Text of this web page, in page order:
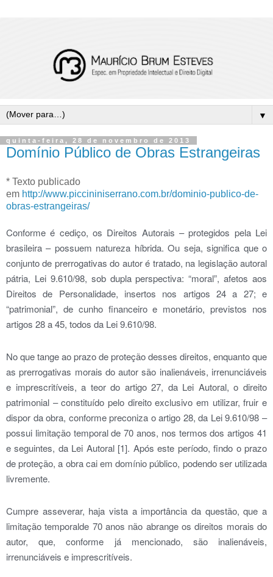
▼
quinta-feira, 28 de novembro de 2013
Domínio Público de Obras Estrangeiras
* Texto publicado
em http://www.piccininiserrano.com.br/dominio-publico-de-
obras-estrangeiras/
Conforme é cediço, os Direitos Autorais – protegidos pela Lei
brasileira – possuem natureza híbrida. Ou seja, significa que o
conjunto de prerrogativas do autor é tratado, na legislação autoral
pátria, Lei 9.610/98, sob dupla perspectiva: “moral”, afetos aos
Direitos de Personalidade, insertos nos artigos 24 a 27; e
“patrimonial”, de cunho financeiro e monetário, previstos nos
artigos 28 a 45, todos da Lei 9.610/98.
No que tange ao prazo de proteção desses direitos, enquanto que
as prerrogativas morais do autor são inalienáveis, irrenunciáveis
e imprescritíveis, a teor do artigo 27, da Lei Autoral, o direito
patrimonial – constituído pelo direito exclusivo em utilizar, fruir e
dispor da obra, conforme preconiza o artigo 28, da Lei 9.610/98 –
possui limitação temporal de 70 anos, nos termos dos artigos 41
e seguintes, da Lei Autoral [1]. Após este período, findo o prazo
de proteção, a obra cai em domínio público, podendo ser utilizada
livremente.
Cumpre asseverar, haja vista a importância da questão, que a
limitação temporalde 70 anos não abrange os direitos morais do
autor, que, conforme já mencionado, são inalienáveis,
irrenunciáveis e imprescritíveis.